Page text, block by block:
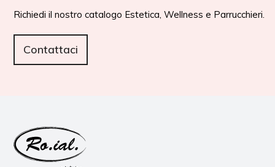
Richiedi il nostro catalogo Estetica, Wellness e Parrucchieri.
Contattaci